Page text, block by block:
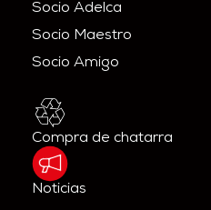
Socio Adelca
Socio Maestro
Socio Amigo
Compra de chatarra
Noticias